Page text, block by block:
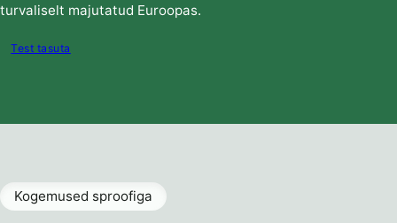
turvaliselt majutatud Euroopas.
Test tasuta
Kogemused sproofiga